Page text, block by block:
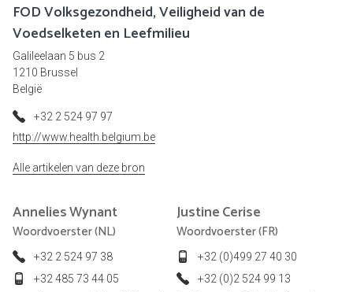
FOD Volksgezondheid, Veiligheid van de
Voedselketen en Leefmilieu
Galileelaan 5 bus 2
1210 Brussel
België
+32 2 524 97 97
http://www.health.belgium.be
Alle artikelen van deze bron
AnneliesWynant
Woordvoerster (NL)
+32 2 524 97 38
+32 485 73 44 05
JustineCerise
Woordvoerster (FR)
+32 (0)499 27 40 30
+32 (0)2 524 99 13